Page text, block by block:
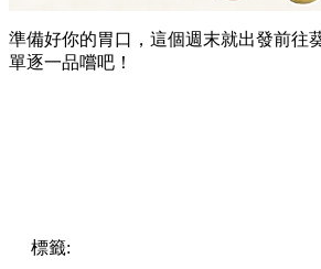
準備好你的胃口，這個週末就出發前往
單逐一品嚐吧！
標籤: